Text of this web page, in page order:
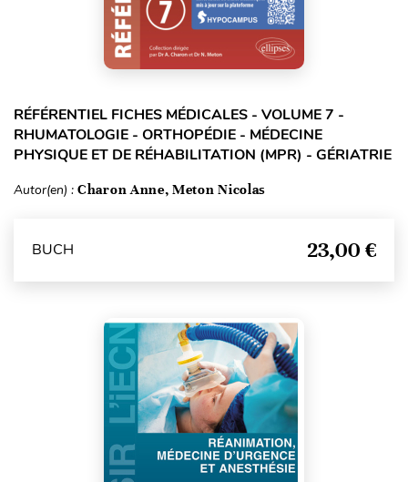
RÉFÉRENTIEL FICHES MÉDICALES - VOLUME 7 -
RHUMATOLOGIE - ORTHOPÉDIE - MÉDECINE
PHYSIQUE ET DE RÉHABILITATION (MPR) - GÉRIATRIE
Autor(en) : Charon Anne, Meton Nicolas
BUCH 23,00 €